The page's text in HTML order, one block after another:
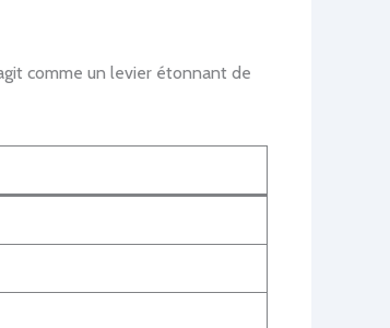
comme un levier étonnant de